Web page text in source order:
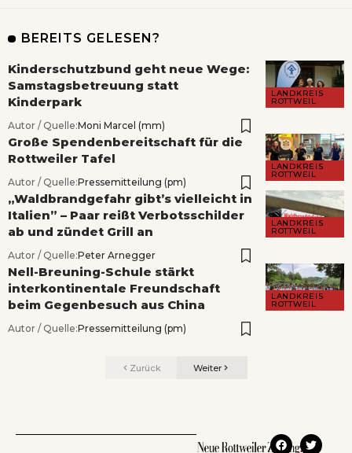
BEREITS GELESEN?
LANDKREIS
ROTTWEIL
Kinderschutzbund geht neue Wege:
Samstagsbetreuung statt
Kinderpark
Autor / Quelle:Moni Marcel (mm)
LANDKREIS
ROTTWEIL
Große Spendenbereitschaft für die
Rottweiler Tafel
Autor / Quelle:Pressemitteilung (pm)
LANDKREIS
ROTTWEIL
„Waldbrandgefahr gibt’s vielleicht in
Italien” – Paar reißt Verbotsschilder
ab und zündet Grill an
Autor / Quelle:Peter Arnegger
LANDKREIS
ROTTWEIL
Nell-Breuning-Schule stärkt
interkontinentale Freundschaft
beim Gegenbesuch aus China
Autor / Quelle:Pressemitteilung (pm)
Zurück Weiter